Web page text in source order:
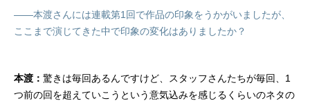
――本渡さんには連載第1回で作品の印象をうかがいましたが、
ここまで演じてきた中で印象の変化はありましたか？
本渡： 驚きは毎回あるんですけど、スタッフさんたちが毎回、1
つ前の回を超えていこうという意気込みを感じるくらいのネタの